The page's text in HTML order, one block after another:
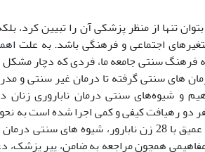
تنها از منظر پزشکی آن را تبیین کرد،
اجتماعی و فرهنگی باشد. به علت
فرهنگ سنتی جامعه ما، فردی که دچار مشکل
های سنتی گرفته تا درمان غیر سنتی و
و شیوه‌های سنتی درمان ناباروری زنان
دو رهیافت کیفی و کمی اجرا شده است به
ابتدا با به‌کارگیری نمونه گیری نظری و استفاده از مصاحبه عمیق با 28 زن نابارور، شیوه
همچون مراجعه به ضامن، پیر پزشک،